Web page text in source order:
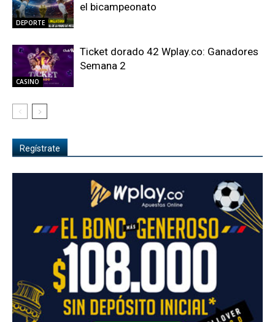
DEPORTE
el bicampeonato
CASINO
Ticket dorado 42 Wplay.co: Ganadores
Semana 2
Regístrate